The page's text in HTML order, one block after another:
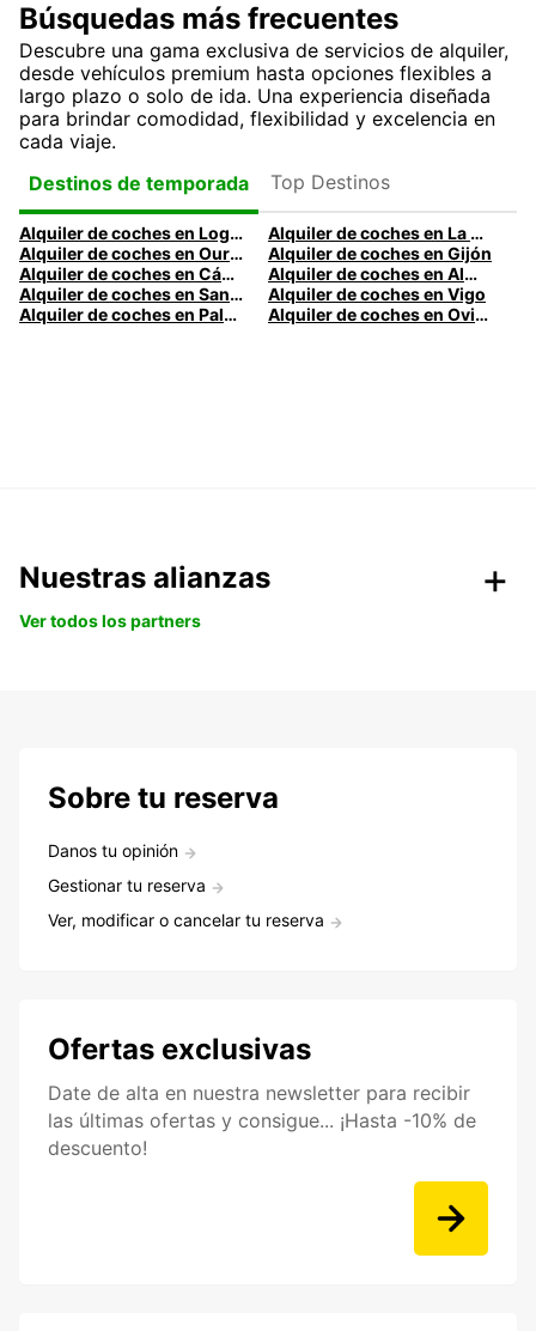
Búsquedas más frecuentes
Descubre una gama exclusiva de servicios de alquiler,
desde vehículos premium hasta opciones flexibles a
largo plazo o solo de ida. Una experiencia diseñada
para brindar comodidad, flexibilidad y excelencia en
cada viaje.
Destinos de temporada
Top Destinos
Alquiler de coches en Logroño
Alquiler de coches en La Coruña
Alquiler de coches en Ourense
Alquiler de coches en Gijón
Alquiler de coches en Cádiz
Alquiler de coches en Almería
Alquiler de coches en Santander
Alquiler de coches en Vigo
Alquiler de coches en Palma
Alquiler de coches en Oviedo
Nuestras alianzas
Ver todos los partners
Sobre tu reserva
Danos tu opinión
Gestionar tu reserva
Ver, modificar o cancelar tu reserva
Ofertas exclusivas
Date de alta en nuestra newsletter para recibir
las últimas ofertas y consigue... ¡Hasta -10% de
descuento!